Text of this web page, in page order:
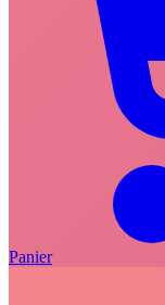
Panier